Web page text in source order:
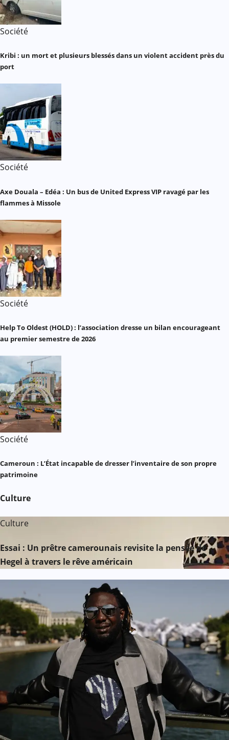
Société
Kribi : un mort et plusieurs blessés dans un violent accident près du
port
Société
Axe Douala – Edéa : Un bus de United Express VIP ravagé par les
flammes à Missole
Société
Help To Oldest (HOLD) : l’association dresse un bilan encourageant
au premier semestre de 2026
Société
Cameroun : L’État incapable de dresser l’inventaire de son propre
patrimoine
Culture
Culture
Essai : Un prêtre camerounais revisite la pensée de
Hegel à travers le rêve américain